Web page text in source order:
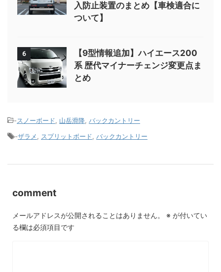
入防止装置のまとめ【車検適合に
ついて】
6
【9型情報追加】ハイエース200
系 歴代マイナーチェンジ変更点ま
とめ
-スノーボード 山岳滑降 バックカントリー
-ザラメ スプリットボード バックカントリー
comment
メールアドレスが公開されることはありません。 ※ が付いてい
る欄は必須項目です